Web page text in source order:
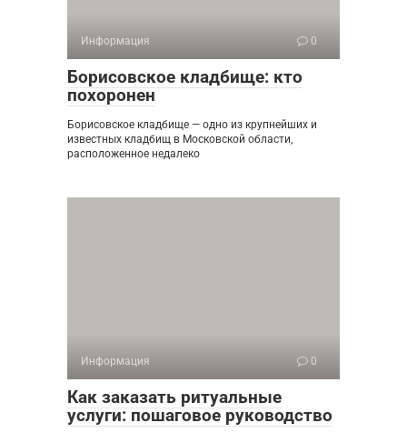
Информация 0
Борисовское кладбище: кто
похоронен
Борисовское кладбище — одно из крупнейших и
известных кладбищ в Московской области,
расположенное недалеко
Информация 0
Как заказать ритуальные
услуги: пошаговое руководство